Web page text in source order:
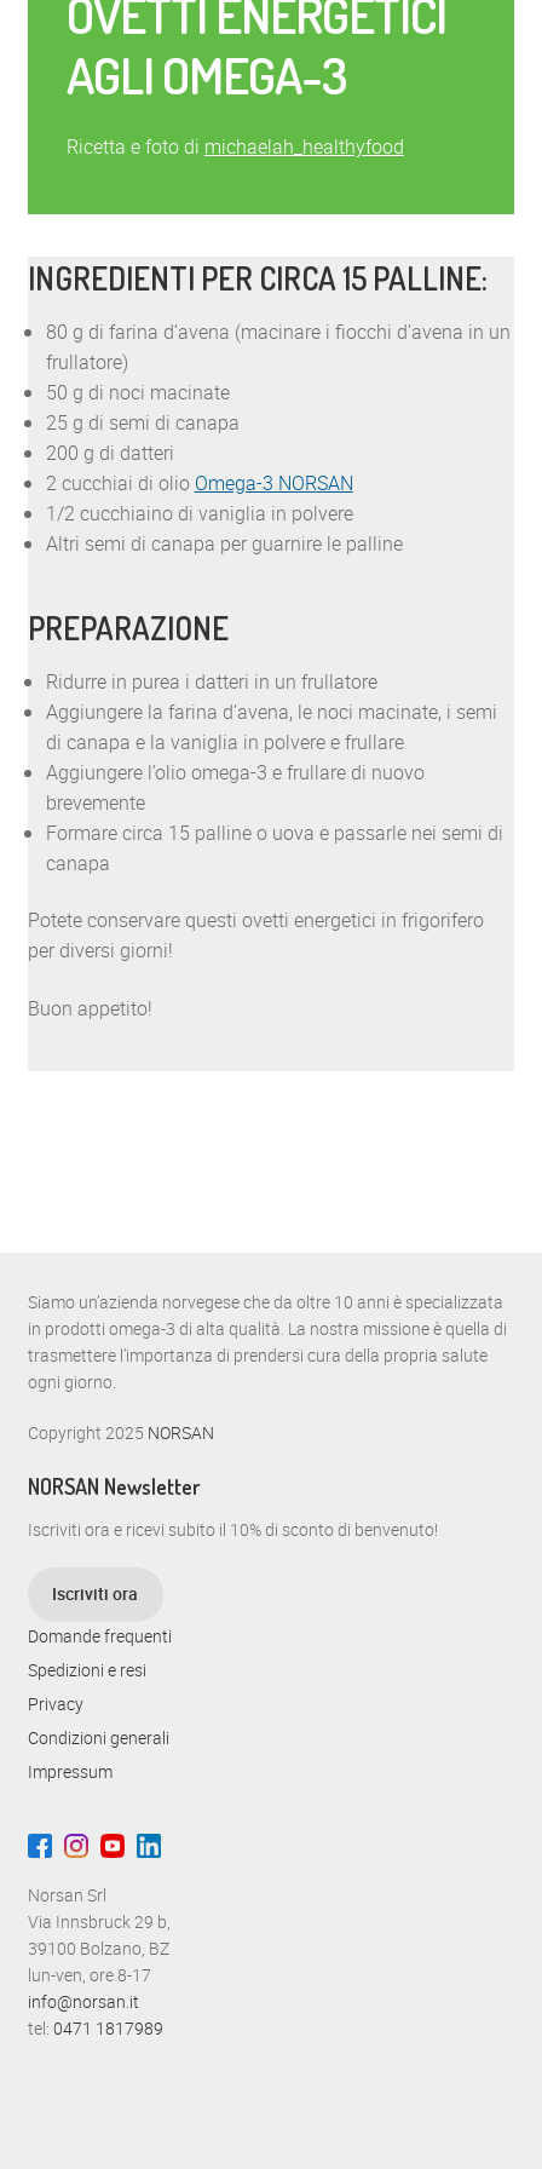
OVETTI ENERGETICI
AGLI OMEGA-3
Ricetta e foto di michaelah_healthyfood
INGREDIENTI PER CIRCA 15 PALLINE:
80 g di farina d’avena (macinare i fiocchi d’avena in un
frullatore)
50 g di noci macinate
25 g di semi di canapa
200 g di datteri
2 cucchiai di olio Omega-3 NORSAN
1/2 cucchiaino di vaniglia in polvere
Altri semi di canapa per guarnire le palline
PREPARAZIONE
Ridurre in purea i datteri in un frullatore
Aggiungere la farina d’avena, le noci macinate, i semi
di canapa e la vaniglia in polvere e frullare
Aggiungere l’olio omega-3 e frullare di nuovo
brevemente
Formare circa 15 palline o uova e passarle nei semi di
canapa
Potete conservare questi ovetti energetici in frigorifero
per diversi giorni!
Buon appetito!
Siamo un’azienda norvegese che da oltre 10 anni è specializzata
in prodotti omega-3 di alta qualità. La nostra missione è quella di
trasmettere l’importanza di prendersi cura della propria salute
ogni giorno.
Copyright 2025 NORSAN
NORSAN Newsletter
Iscriviti ora e ricevi subito il 10% di sconto di benvenuto!
Iscriviti ora
Domande frequenti
Spedizioni e resi
Privacy
Condizioni generali
Impressum
Norsan Srl
Via Innsbruck 29 b,
39100 Bolzano, BZ
lun-ven, ore 8-17
info@norsan.it
tel: 0471 1817989